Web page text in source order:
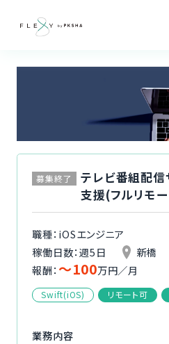
職種から案件を探す
よくある質問
福利厚生
ご利用者様の声
募集終了
テレビ番組配
支援(フルリモ
職種：iOSエンジニア
稼働日数：週5日
新橋
報酬： 〜100万円／月
Swift(iOS) リモート可
業務内容